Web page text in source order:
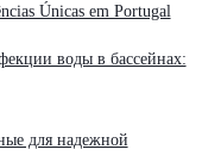
Únicas em Portugal
воды в бассейнах:
для надежной